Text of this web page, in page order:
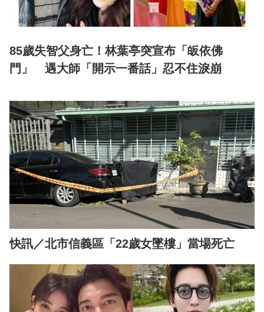
85歲失智父身亡！林葉亭突宣布「皈依佛
門」 遇大師「開示一番話」忍不住淚崩
快訊／北市信義區「22歲女墜樓」當場死亡